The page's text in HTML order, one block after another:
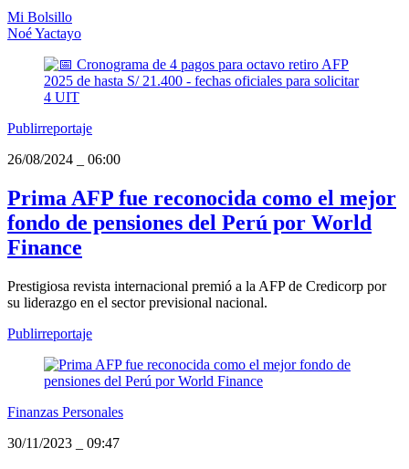
Mi Bolsillo
Noé Yactayo
Publirreportaje
26/08/2024
06:00
Prima AFP fue reconocida como el mejor
fondo de pensiones del Perú por World
Finance
Prestigiosa revista internacional premió a la AFP de Credicorp por
su liderazgo en el sector previsional nacional.
Publirreportaje
Finanzas Personales
30/11/2023
09:47